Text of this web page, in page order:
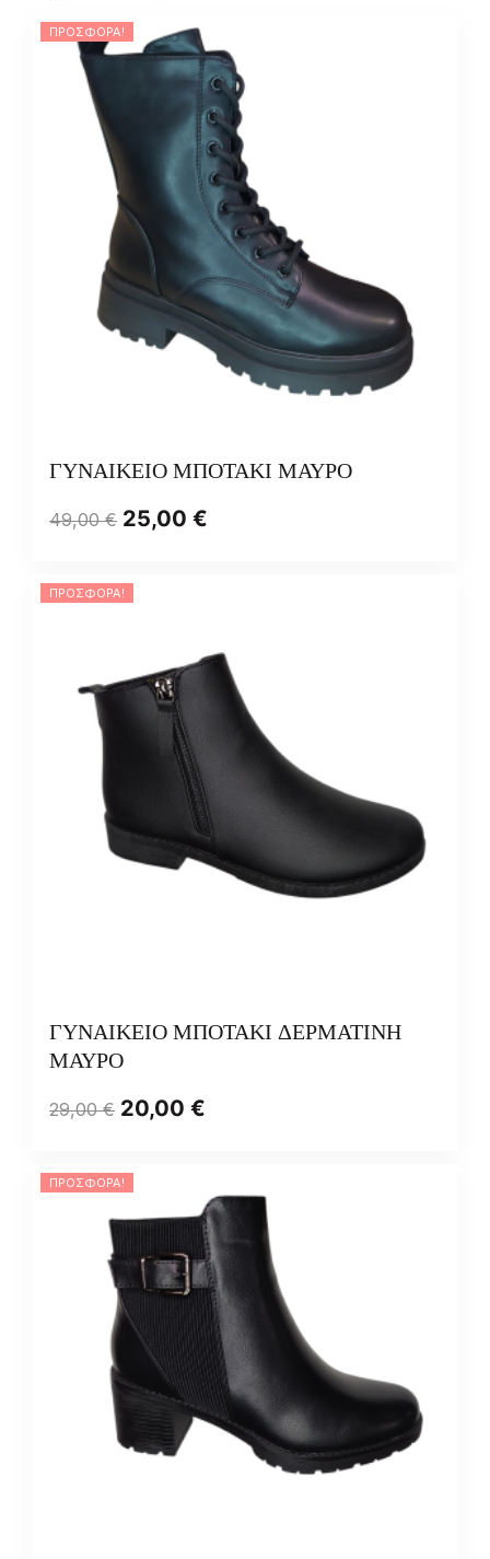
ΠΡΟΣΦΟΡΆ!
ΓΥΝΑΙΚΕΙΟ ΜΠΟΤΑΚΙ ΜΑΥΡΟ
49,00€ 25,00 €
ΠΡΟΣΦΟΡΆ!
ΓΥΝΑΙΚΕΙΟ ΜΠΟΤΑΚΙ ΔΕΡΜΑΤΙΝΗ
ΜΑΥΡΟ
29,00€ 20,00 €
ΠΡΟΣΦΟΡΆ!